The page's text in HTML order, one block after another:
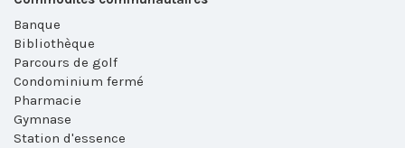
Banque
Bibliothèque
Parcours de golf
Condominium fermé
Pharmacie
Gymnase
Station d'essence